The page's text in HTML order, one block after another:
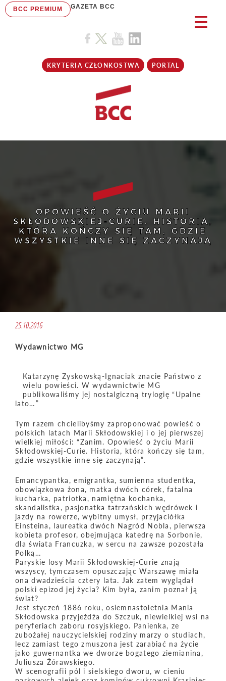
BCC PREMIUM GAZETA BCC
KRYTERIA CZŁONKOSTWA PORTAL
OPOWIEŚĆ O ŻYCIU MARII
SKŁODOWSKIEJ-CURIE. HISTORIA,
KTÓRA KOŃCZY SIĘ TAM, GDZIE
WSZYSTKIE INNE SIĘ ZACZYNAJĄ
25.10.2016
Wydawnictwo MG
Katarzynę Zyskowską-Ignaciak znacie Państwo z
wielu powieści. W wydawnictwie MG
publikowaliśmy jej nostalgiczną trylogię “Upalne
lato…”
Tym razem chcielibyśmy zaproponować powieść o
polskich latach Marii Skłodowskiej i o jej pierwszej
wielkiej miłości: “Zanim. Opowieść o życiu Marii
Skłodowskiej-Curie. Historia, która kończy się tam,
gdzie wszystkie inne się zaczynają”.
Emancypantka, emigrantka, sumienna studentka,
obowiązkowa żona, matka dwóch córek, fatalna
kucharka, patriotka, namiętna kochanka,
skandalistka, pasjonatka tatrzańskich wędrówek i
jazdy na rowerze, wybitny umysł, przyjaciółka
Einsteina, laureatka dwóch Nagród Nobla, pierwsza
kobieta profesor, obejmująca katedrę na Sorbonie,
dla świata Francuzka, w sercu na zawsze pozostała
Polką…
Paryskie losy Marii Skłodowskiej-Curie znają
wszyscy, tymczasem opuszczając Warszawę miała
ona dwadzieścia cztery lata. Jak zatem wyglądał
polski epizod jej życia? Kim była, zanim poznał ją
świat?
Jest styczeń 1886 roku, osiemnastoletnia Mania
Skłodowska przyjeżdża do Szczuk, niewielkiej wsi na
peryferiach zaboru rosyjskiego. Panienka, ze
zubożałej nauczycielskiej rodziny marzy o studiach,
lecz zamiast tego zmuszona jest zarabiać na życie
jako guwernantka we dworze bogatego ziemianina,
Juliusza Żórawskiego.
W scenografii pól i sielskiego dworu, w cieniu